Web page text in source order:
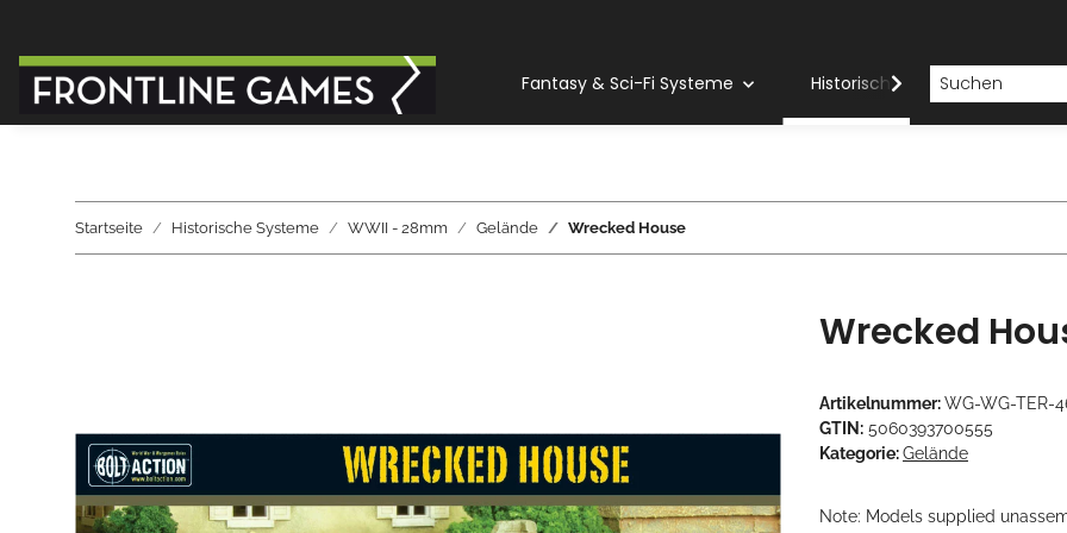
Fantasy & Sci-Fi Systeme Historische Systeme
Startseite Historische Systeme WWII - 28mm Gelände Wrecked House
Wrecked
Artikelnummer:WG-WG-TER-
GTIN: 5060393700555
Kategorie:Gelände
Note: Models supplied